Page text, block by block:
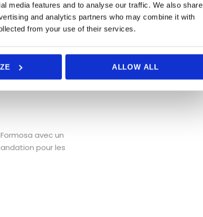
media features and to analyse our traffic. We also share
and analytics partners who may combine it with
from your use of their services.
ALLOW ALL
en bateau
Balades en Bateau
en Privé
avec un
pour les